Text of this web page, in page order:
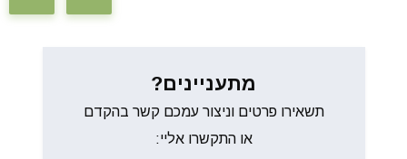
מתעניינים?
תשאירו פרטים וניצור עמכם קשר בהקדם
או התקשרו אליי: